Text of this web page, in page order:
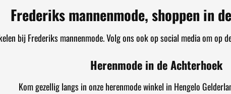
Frederiks mannenmode, shoppen in
bij Frederiks mannenmode. Volg ons ook op social media om op
Herenmode in de Achterhoek
Kom gezellig langs in onze herenmode winkel in Hengelo